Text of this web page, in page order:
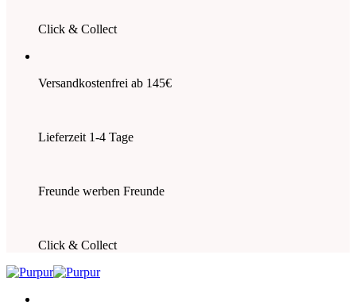
Click & Collect
Versandkostenfrei ab 145€
Lieferzeit 1-4 Tage
Freunde werben Freunde
Click & Collect